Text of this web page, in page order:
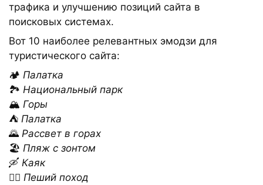
трафика и улучшению позиций сайта в
поисковых системах.
Вот 10 наиболее релевантных эмодзи для
туристического сайта:
🏕️ Палатка
🏞️ Национальный парк
🏔️ Горы
⛺ Палатка
🌄 Рассвет в горах
🏖️ Пляж с зонтом
🛶 Каяк
🚶‍♂️ Пеший поход